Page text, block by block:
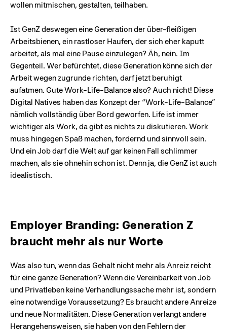
wollen mitmischen, gestalten, teilhaben.
Ist GenZ deswegen eine Generation der über-fleißigen
Arbeitsbienen, ein rastloser Haufen, der sich eher kaputt
arbeitet, als mal eine Pause einzulegen? Äh, nein. Im
Gegenteil. Wer befürchtet, diese Generation könne sich der
Arbeit wegen zugrunde richten, darf jetzt beruhigt
aufatmen. Gute Work-Life-Balance also? Auch nicht! Diese
Digital Natives haben das Konzept der “Work-Life-Balance”
nämlich vollständig über Bord geworfen. Life ist immer
wichtiger als Work, da gibt es nichts zu diskutieren. Work
muss hingegen Spaß machen, fordernd und sinnvoll sein.
Und ein Job darf die Welt auf gar keinen Fall schlimmer
machen, als sie ohnehin schon ist. Denn ja, die GenZ ist auch
idealistisch.
Employer Branding: Generation Z
braucht mehr als nur Worte
Was also tun, wenn das Gehalt nicht mehr als Anreiz reicht
für eine ganze Generation? Wenn die Vereinbarkeit von Job
und Privatleben keine Verhandlungssache mehr ist, sondern
eine notwendige Voraussetzung? Es braucht andere Anreize
und neue Normalitäten. Diese Generation verlangt andere
Herangehensweisen, sie haben von den Fehlern der